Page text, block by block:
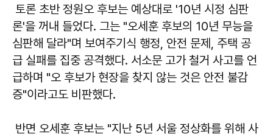
토론 초반 정원오 후보는 예상대로 '10년 시정 심판
론'을 꺼내 들었다. 그는 "오세훈 후보의 10년 무능을
심판해 달라"며 보여주기식 행정, 안전 문제, 주택 공
급 실패를 집중 공격했다. 서소문 고가 철거 사고를 언
급하며 "오 후보가 현장을 찾지 않는 것은 안전 불감
증"이라고도 비판했다.
반면 오세훈 후보는 "지난 5년 서울 정상화를 위해 사